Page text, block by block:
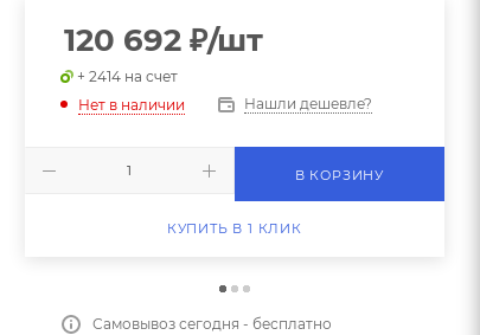
120 692₽/шт
+ 2414 на счет
Нет в наличии
Нашли дешевле?
В КОРЗИНУ
КУПИТЬ В 1 КЛИК
Самовывоз сегодня - бесплатно